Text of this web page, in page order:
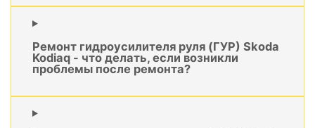
Ремонт гидроусилителя руля (ГУР) Skoda
Kodiaq - что делать, если возникли
проблемы после ремонта?